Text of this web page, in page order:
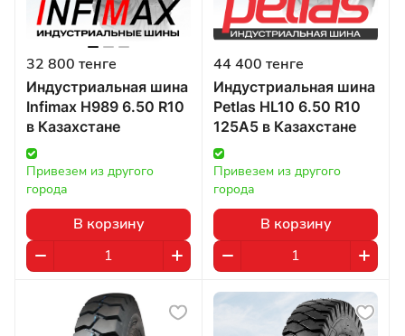
32 800 тенге
Индустриальная шина
Infimax H989 6.50 R10
в Казахстане
Привезем из другого
города
В корзину
44 400 тенге
Индустриальная шина
Petlas HL10 6.50 R10
125A5 в Казахстане
Привезем из другого
города
В корзину